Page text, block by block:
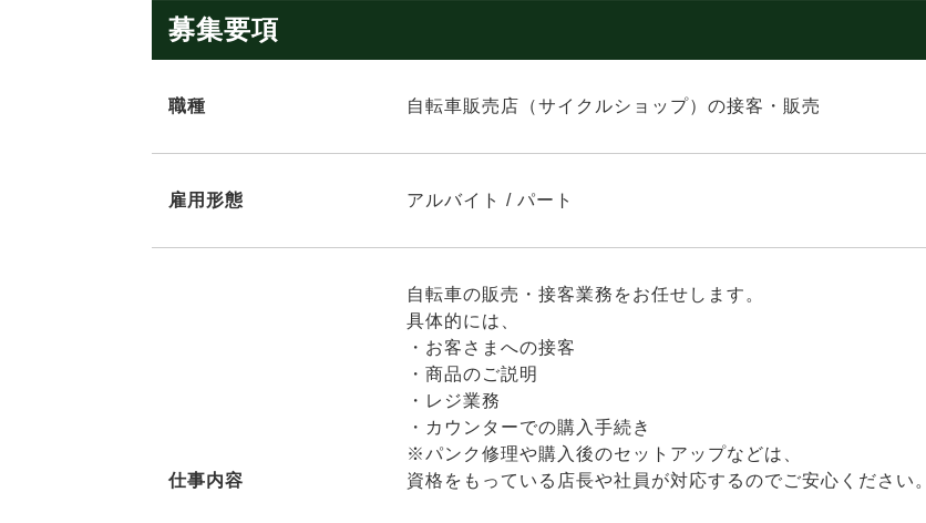
募集要項
職種 自転車販売店（サイクルショップ）の接客・販売
雇用形態 アルバイト / パート
仕事内容
自転車の販売・接客業務をお任せします。
具体的には、
・お客さまへの接客
・商品のご説明
・レジ業務
・カウンターでの購入手続き
※パンク修理や購入後のセットアップなどは、
資格をもっている店長や社員が対応するのでご安心ください。